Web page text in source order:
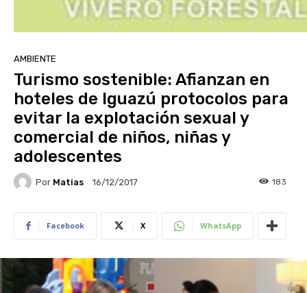
AMBIENTE
Turismo sostenible: Afianzan en
hoteles de Iguazú protocolos para
evitar la explotación sexual y
comercial de niños, niñas y
adolescentes
Por Matias 16/12/2017 183
Facebook X WhatsApp